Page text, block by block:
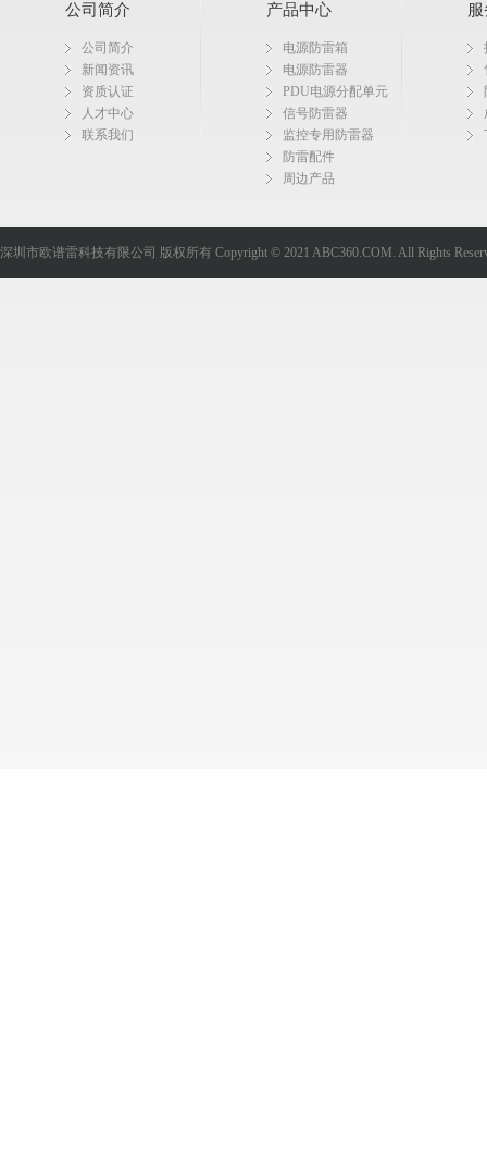
公司简介
公司简介
新闻资讯
资质认证
人才中心
联系我们
产品中心
电源防雷箱
电源防雷器
PDU电源分配单元
信号防雷器
监控专用防雷器
防雷配件
周边产品
深圳市欧谱雷科技有限公司 版权所有 Copyright © 2021 ABC360.COM. All Rights